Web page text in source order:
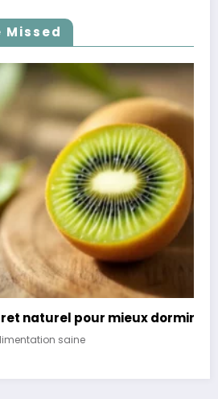
Missed
pour mieux dormir
saine